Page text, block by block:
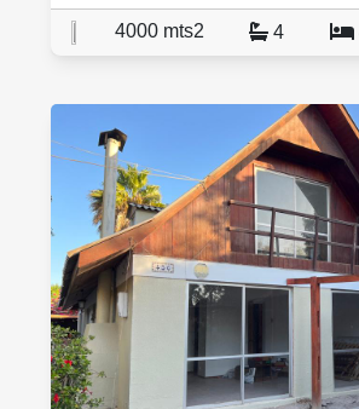
4000 mts2 4